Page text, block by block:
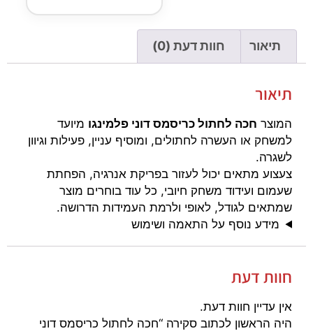
תיאור חוות דעת (0)
תיאור
המוצר חכה לחתול כריסמס דוני פלמינגו מיועד
למשחק או העשרה לחתולים, ומוסיף עניין, פעילות וגיוון
לשגרה.
צעצוע מתאים יכול לעזור בפריקת אנרגיה, הפחתת
שעמום ועידוד משחק חיובי, כל עוד בוחרים מוצר
שמתאים לגודל, לאופי ולרמת העמידות הדרושה.
מידע נוסף על התאמה ושימוש
חוות דעת
אין עדיין חוות דעת.
היה הראשון לכתוב סקירה “חכה לחתול כריסמס דוני